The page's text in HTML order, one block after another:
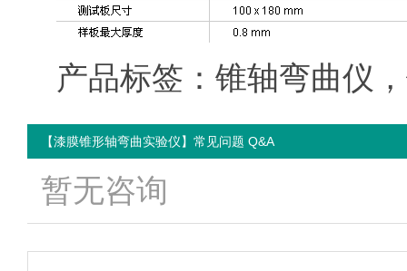
产品标签：锥轴弯曲仪
【漆膜锥形轴弯曲实验仪】常见问题 Q&A
暂无咨询